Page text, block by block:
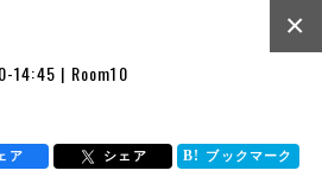
14:45 | Room10
×
ア シェア ブックマーク